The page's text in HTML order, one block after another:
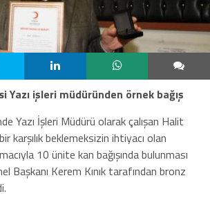
Yazı işleri müdüründen örnek bağış
Yazı İşleri Müdürü olarak çalışan Halit
karşılık beklemeksizin ihtiyacı olan
10 ünite kan bağışında bulunması
Başkanı Kerem Kınık tarafından bronz